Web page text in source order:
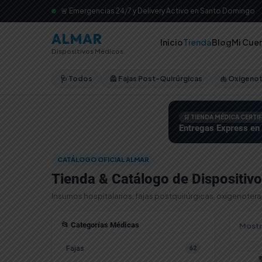
🚨 Emergencias 24/7 y Delivery Activo en Santo Domingo
ALMAR
Dispositivos Médicos
InicioTiendaBlogMi
🩺 Todos 🦺 Fajas Post-Quirúrgicas 🫁
🛒 TIENDA MÉDICA
Entregas Express
CATÁLOGO OFICIAL ALMAR
Tienda & Catálogo de
Insumos hospitalarios, fajas postquirúrgicas,
📂 Categorías Médicas
Fajas 62